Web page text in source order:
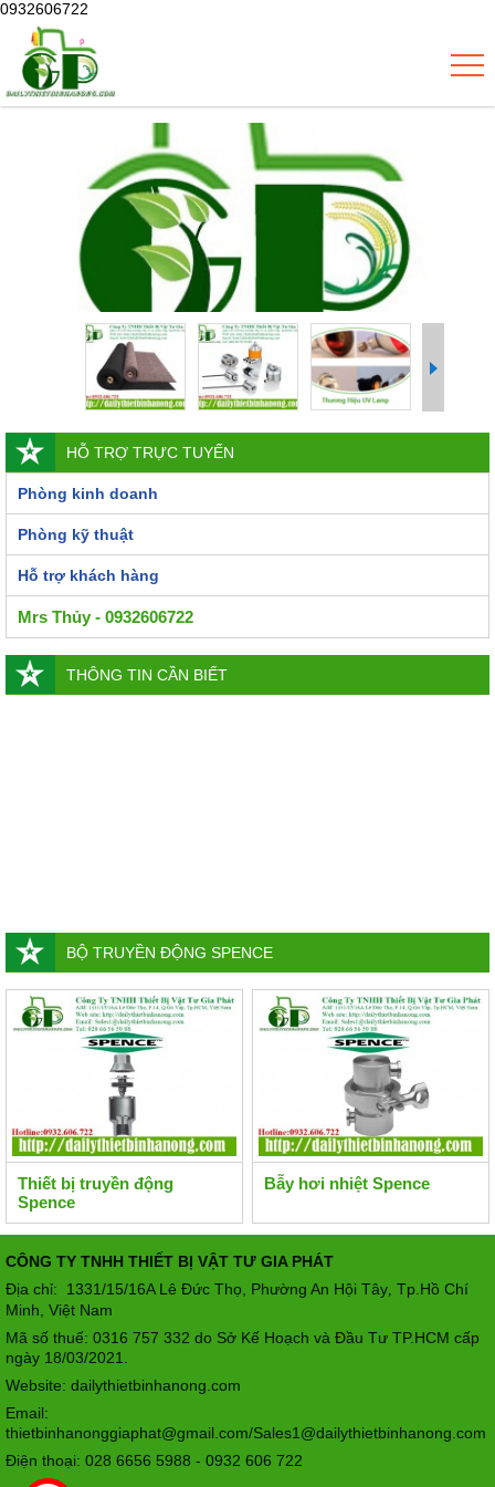
0932606722
HỖ TRỢ TRỰC TUYẾN
Phòng kinh doanh
Phòng kỹ thuật
Hỗ trợ khách hàng
Mrs Thủy - 0932606722
THÔNG TIN CẦN BIẾT
BỘ TRUYỀN ĐỘNG SPENCE
Thiết bị truyền động
Spence
Bẫy hơi nhiệt Spence
CÔNG TY TNHH THIẾT BỊ VẬT TƯ GIA PHÁT
Địa chỉ: 1331/15/16A Lê Đức Thọ, Phường An Hội Tây Tp.Hồ Chí
Minh, Việt Nam
Mã số thuế: 0316 757 332 do Sở Kế Hoạch và Đầu Tư TP.HCM cấp
ngày 18/03/2021.
Website: dailythietbinhanong.com
Email:
thietbinhanonggiaphat@gmail.com/Sales1@dailythietbinhanong.com
Điện thoại: 028 6656 5988 - 0932 606 722